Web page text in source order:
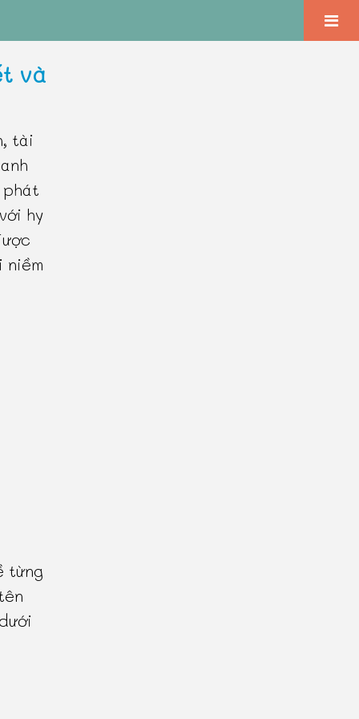
và
tài
phát
hy
niềm
từng